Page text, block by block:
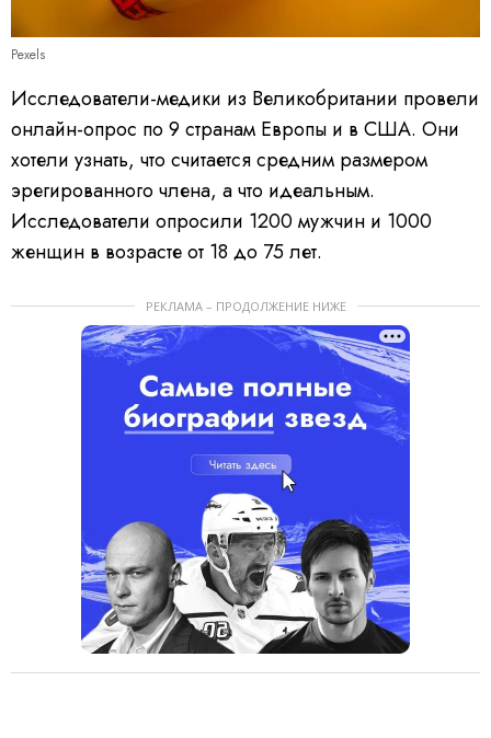
Pexels
Исследователи-медики из Великобритании провели
онлайн-опрос по 9 странам Европы и в США. Они
хотели узнать, что считается средним размером
эрегированного члена, а что идеальным.
Исследователи опросили 1200 мужчин и 1000
женщин в возрасте от 18 до 75 лет.
РЕКЛАМА – ПРОДОЛЖЕНИЕ НИЖЕ